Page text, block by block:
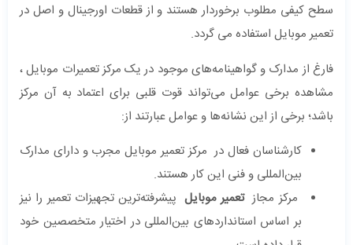
سطح کیفی مطلوب برخوردار هستند و از قطعات اورجینال و اصل در
تعمیر موبایل استفاده می گردد.
فارغ از مدارک و گواهینامه‌های موجود در یک مرکز تعمیرات موبایل ،
مشاهده برخی عوامل می‌تواند قوت‌ قلبی برای اعتماد به آن مرکز
باشد؛ برخی از این نشانه‌ها و عوامل عبارتند از:
کارشناسان فعال در مرکز تعمیر موبایل مجرب و دارای مدارک
بین‌المللی و فنی این کار هستند.
مرکز مجازتعمیر موبایل پیشرفته‌ترین تجهیزات تعمیر را نیز
بر اساس استانداردهای بین‌المللی در اختیار متخصصین خود